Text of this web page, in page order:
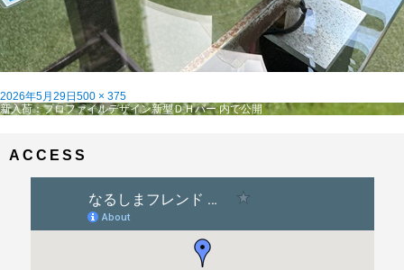
投
稿
2026年5月29日 フ
ル
500 × 375
投
ゲ
新入荷：プロファイルデザイン新型ＤＨバー 内で公開
ACCESS